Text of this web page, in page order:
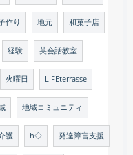
作り 地元 和菓子店
経験 英会話教室
火曜日 LIFEterrasse
地域コミュニティ
護 h◇ 発達障害支援